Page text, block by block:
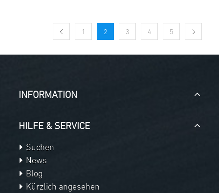
1 2 3 4 5
INFORMATION
HILFE & SERVICE
Suchen
News
Blog
Kürzlich angesehen